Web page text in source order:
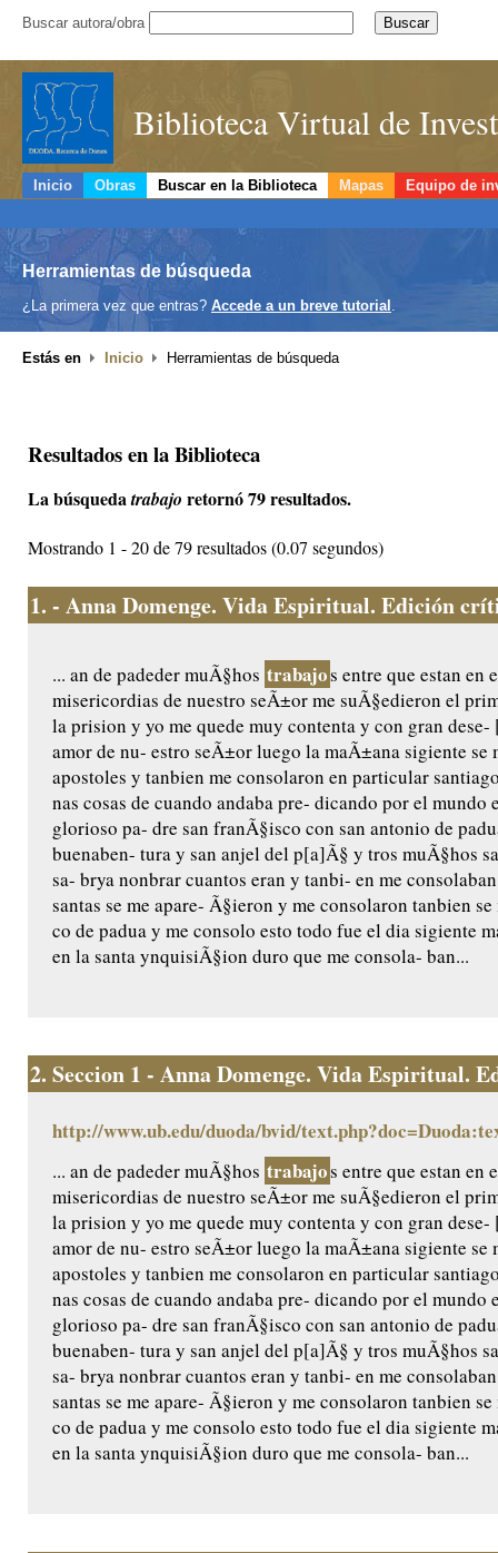
Buscar autora/obra
Biblioteca Virtual de
Inicio Obras Buscar en la Biblioteca Mapas Equipo de
Herramientas de búsqueda
¿La primera vez que entras? Accede a un breve tutorial .
Estás en Inicio Herramientas de búsqueda
Resultados en la Biblioteca
La búsquedatrabajo retornó 79 resultados.
Mostrando 1 - 20 de 79 resultados (0.07 segundos)
1. - Anna Domenge. Vida Espiritual. Edición
... an de padeder muÃ§hos trabajos entre que estan en
misericordias de nuestro seÃ±or me suÃ§edieron el
la prision y yo me quede muy contenta y con gran
amor de nu- estro seÃ±or luego la maÃ±ana sigiente se
apostoles y tanbien me consolaron en particular
nas cosas de cuando andaba pre- dicando por el mundo
glorioso pa- dre san franÃ§isco con san antonio de
buenaben- tura y san anjel del p[a]Ã§ y tros muÃ§hos
sa- brya nonbrar cuantos eran y tanbi- en me
santas se me apare- Ã§ieron y me consolaron tanbien
co de padua y me consolo esto todo fue el dia sigiente
en la santa ynquisiÃ§ion duro que me consola- ban...
2. Seccion 1 - Anna Domenge. Vida Espiritual.
http://www.ub.edu/duoda/bvid/
... an de padeder muÃ§hos trabajos entre que estan en
misericordias de nuestro seÃ±or me suÃ§edieron el
la prision y yo me quede muy contenta y con gran
amor de nu- estro seÃ±or luego la maÃ±ana sigiente se
apostoles y tanbien me consolaron en particular
nas cosas de cuando andaba pre- dicando por el mundo
glorioso pa- dre san franÃ§isco con san antonio de
buenaben- tura y san anjel del p[a]Ã§ y tros muÃ§hos
sa- brya nonbrar cuantos eran y tanbi- en me
santas se me apare- Ã§ieron y me consolaron tanbien
co de padua y me consolo esto todo fue el dia sigiente
en la santa ynquisiÃ§ion duro que me consola- ban...